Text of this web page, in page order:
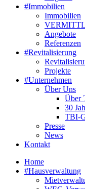
#Immobilien
Immobilien
Angebote
Referenzen
#Revitalisierung
Projekte
#Unternehmen
Über Uns
Über
30
TBI-
Presse
News
Kontakt
Home
#Hausverwaltung